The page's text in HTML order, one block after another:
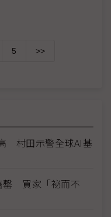
5 >>
村田示警全球AI基
罄 買家「祕而不